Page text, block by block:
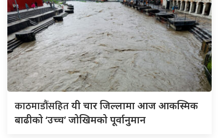
काठमाडौंसहितयी चार जिल्लामा आज आकस्मिक
बाढीको ‘उच्च’ जोखिमको पूर्वानुमान